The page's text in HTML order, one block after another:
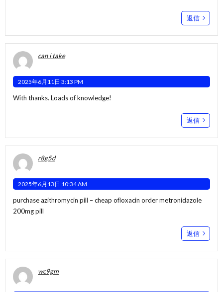
返信
can i take
2025年6月11日 3:13 PM
With thanks. Loads of knowledge!
返信
r8g5d
2025年6月13日 10:34 AM
purchase azithromycin pill –cheap ofloxacin order metronidazole
200mg pill
返信
wc9gm